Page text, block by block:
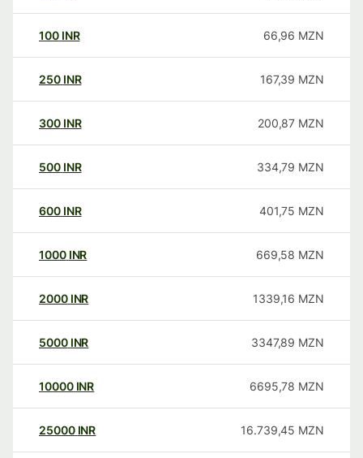
100 INR 66,96 MZN
250 INR 167,39 MZN
300 INR 200,87 MZN
500 INR 334,79 MZN
600 INR 401,75 MZN
1000 INR 669,58 MZN
2000 INR 1339,16 MZN
5000 INR 3347,89 MZN
10000 INR 6695,78 MZN
25000 INR 16.739,45 MZN